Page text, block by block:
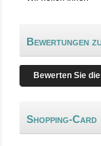
Bewertungen
Bewerten Sie
Shopping-Card